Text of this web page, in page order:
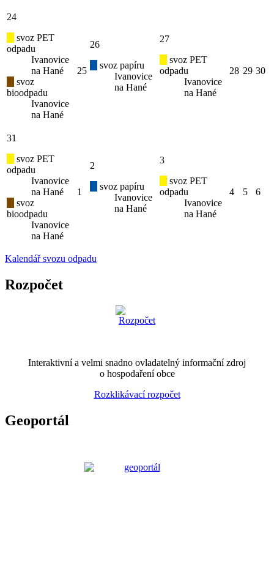
24
svoz PET
odpadu
Ivanovice
na Hané
svoz
bioodpadu
Ivanovice
na Hané
25
26
svoz papíru
Ivanovice
na Hané
27
svoz PET
odpadu
Ivanovice
na Hané
28 29 30
31
svoz PET
odpadu
Ivanovice
na Hané
svoz
bioodpadu
Ivanovice
na Hané
1
2
svoz papíru
Ivanovice
na Hané
3
svoz PET
odpadu
Ivanovice
na Hané
4 5 6
Kalendář svozu odpadu
Rozpočet
Interaktivní a velmi snadno ovladatelný informační zdroj
o hospodaření obce
Rozklikávací rozpočet
Geoportál